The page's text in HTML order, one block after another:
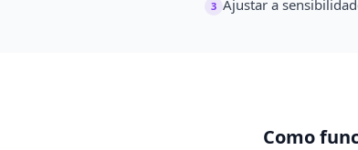
3 Ajustar a
Como